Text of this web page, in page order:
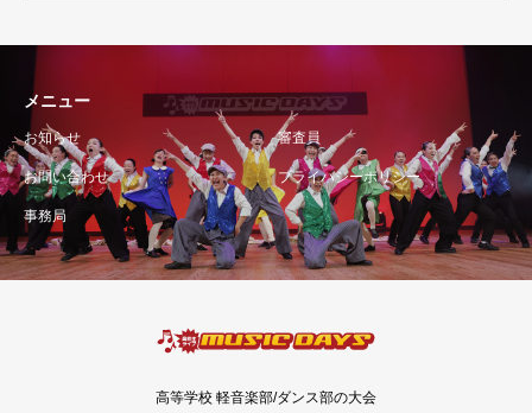
メニュー
お知らせ 審査員
お問い合わせ プライバシーポリシー
事務局
高等学校 軽音楽部/ダンス部の大会